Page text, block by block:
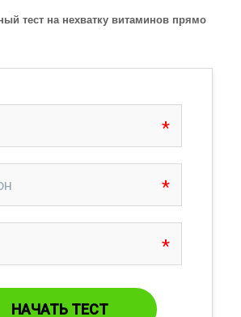
тест на нехватку витаминов прямо